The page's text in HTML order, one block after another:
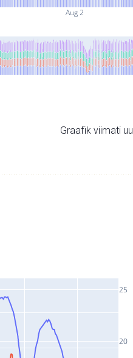
Aug 2
Graafik viimati
20
25